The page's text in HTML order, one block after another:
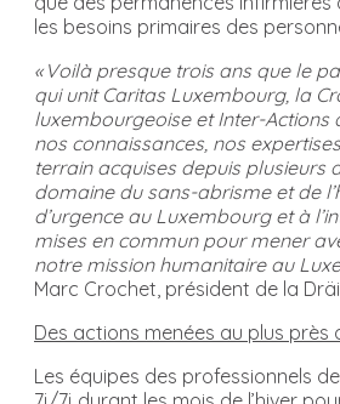
les besoins primaires des
« Voilà presque trois ans que le
qui unit Caritas Luxembourg, la
luxembourgeoise et Inter-Actions
nos connaissances, nos
terrain acquises depuis plusieurs
domaine du sans-abrisme et de
d’urgence au Luxembourg et à
mises en commun pour mener
notre mission humanitaire au
Marc Crochet, président de la
Des actions menées au plus près
Les équipes des professionnels